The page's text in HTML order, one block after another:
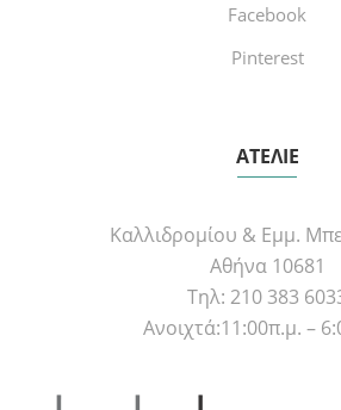
Facebook
Pinterest
ΑΤΕΛΙΕ
Καλλιδρομίου & Εμμ.
Αθήνα 10681
Τηλ: 210 383
Ανοιχτά:11:00π.μ. –